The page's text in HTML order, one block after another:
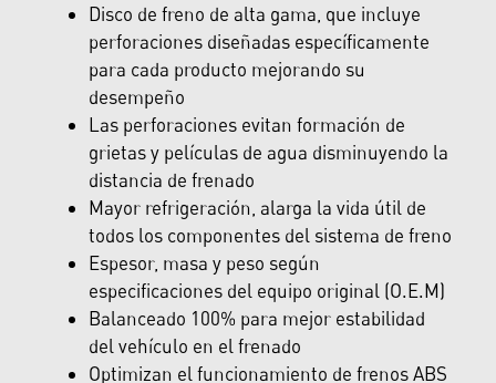
Disco de freno de alta gama, que incluye
perforaciones diseñadas específicamente
para cada producto mejorando su
desempeño
Las perforaciones evitan formación de
grietas y películas de agua disminuyendo la
distancia de frenado
Mayor refrigeración, alarga la vida útil de
todos los componentes del sistema de freno
Espesor, masa y peso según
especificaciones del equipo original (O.E.M)
Balanceado 100% para mejor estabilidad
del vehículo en el frenado
Optimizan el funcionamiento de frenos ABS